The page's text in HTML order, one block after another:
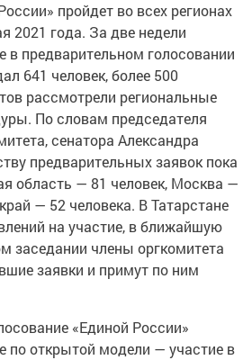
пройдет во всех регионах
2021 года. За две недели
в предварительном голосовании
641 человек, более 500
рассмотрели региональные
По словам председателя
сенатора Александра
предварительных заявок пока
область — 81 человек, Москва —
— 52 человека. В Татарстане
на участие, в ближайшую
заседании члены оргкомитета
заявки и примут по ним
«Единой России»
по открытой модели — участие в